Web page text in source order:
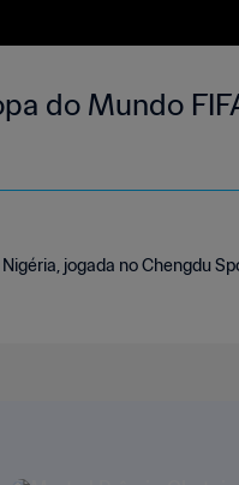
do Mundo
jogada no Chengdu